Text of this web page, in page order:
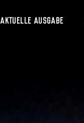
Aktuelle Ausgabe